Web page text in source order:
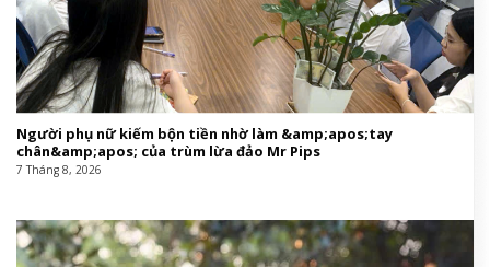
Người phụ nữ kiếm bộn tiền nhờ làm &amp;apos;tay
chân&amp;apos; của trùm lừa đảo Mr Pips
7 Tháng 8, 2026